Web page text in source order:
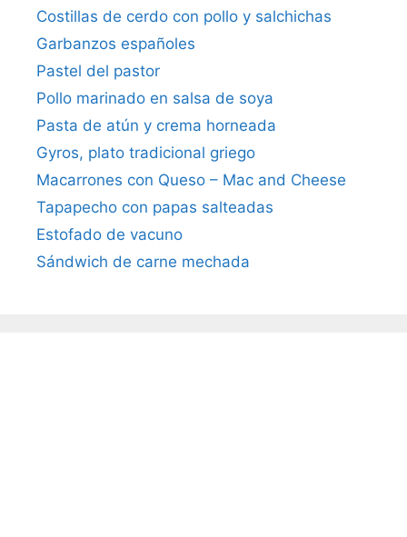
Costillas de cerdo con pollo y salchichas
Garbanzos españoles
Pastel del pastor
Pollo marinado en salsa de soya
Pasta de atún y crema horneada
Gyros, plato tradicional griego
Macarrones con Queso – Mac and Cheese
Tapapecho con papas salteadas
Estofado de vacuno
Sándwich de carne mechada